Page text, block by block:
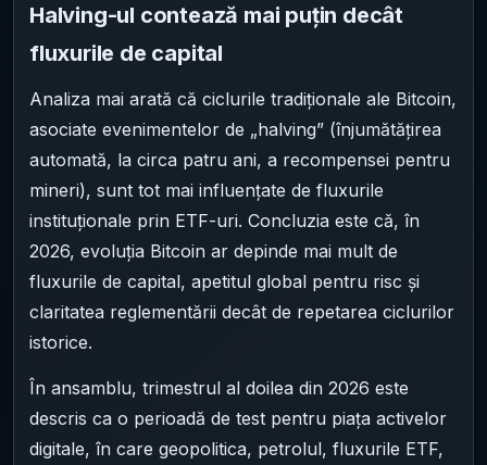
Halving-ul contează mai puțin decât
fluxurile de capital
Analiza mai arată că ciclurile tradiționale ale Bitcoin,
asociate evenimentelor de „halving” (înjumătățirea
automată, la circa patru ani, a recompensei pentru
mineri), sunt tot mai influențate de fluxurile
instituționale prin ETF-uri. Concluzia este că, în
2026, evoluția Bitcoin ar depinde mai mult de
fluxurile de capital, apetitul global pentru risc și
claritatea reglementării decât de repetarea ciclurilor
istorice.
În ansamblu, trimestrul al doilea din 2026 este
descris ca o perioadă de test pentru piața activelor
digitale, în care geopolitica, petrolul, fluxurile ETF,